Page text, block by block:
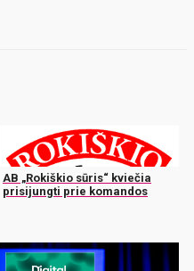
AB „Rokiškio sūris“ kviečia
prisijungti prie komandos